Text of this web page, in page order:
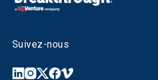
Suivez-nous